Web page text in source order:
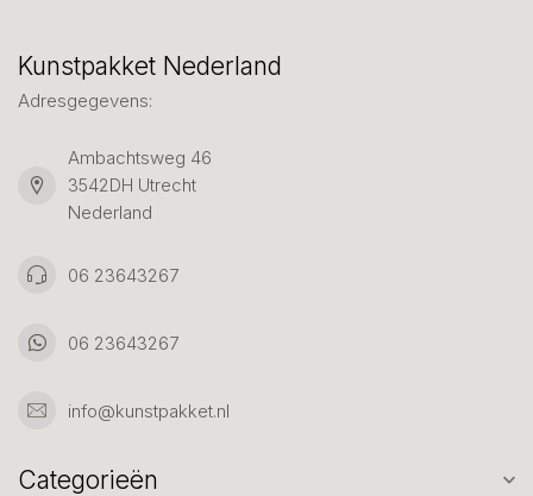
Kunstpakket Nederland
Adresgegevens:
Ambachtsweg 46
3542DH Utrecht
Nederland
06 23643267
06 23643267
info@kunstpakket.nl
Categorieën